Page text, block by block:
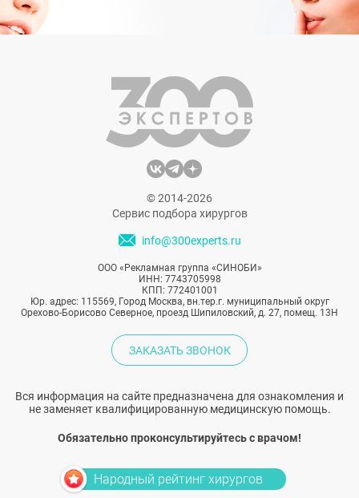
© 2014-2026
Сервис подбора хирургов
info@300experts.ru
ООО «Рекламная группа «СИНОБИ»
ИНН: 7743705998
КПП: 772401001
Юр. адрес: 115569, Город Москва, вн.тер.г. муниципальный округ
Орехово-Борисово Северное, проезд Шипиловский, д. 27, помещ. 13Н
ЗАКАЗАТЬ ЗВОНОК
Вся информация на сайте предназначена для ознакомления и
не заменяет квалифицированную медицинскую помощь.
Обязательно проконсультируйтесь с врачом!
Народный рейтинг хирургов